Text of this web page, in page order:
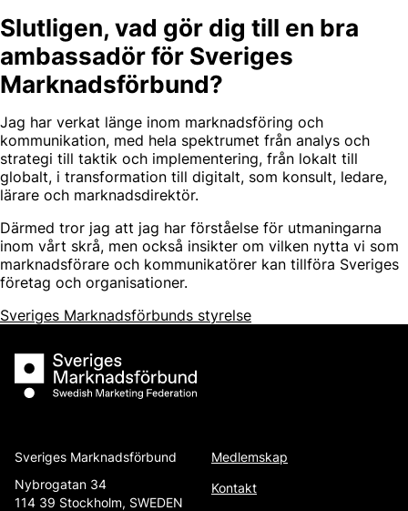
Slutligen, vad gör dig till en bra
ambassadör för Sveriges
Marknadsförbund?
Jag har verkat länge inom marknadsföring och
kommunikation, med hela spektrumet från analys och
strategi till taktik och implementering, från lokalt till
globalt, i transformation till digitalt, som konsult, ledare,
lärare och marknadsdirektör.
Därmed tror jag att jag har förståelse för utmaningarna
inom vårt skrå, men också insikter om vilken nytta vi som
marknadsförare och kommunikatörer kan tillföra Sveriges
företag och organisationer.
Sveriges Marknadsförbunds styrelse
Sveriges Marknadsförbund
Sveriges Marknadsförbund
Nybrogatan 34
114 39 Stockholm, SWEDEN
Medlemskap
Kontakt